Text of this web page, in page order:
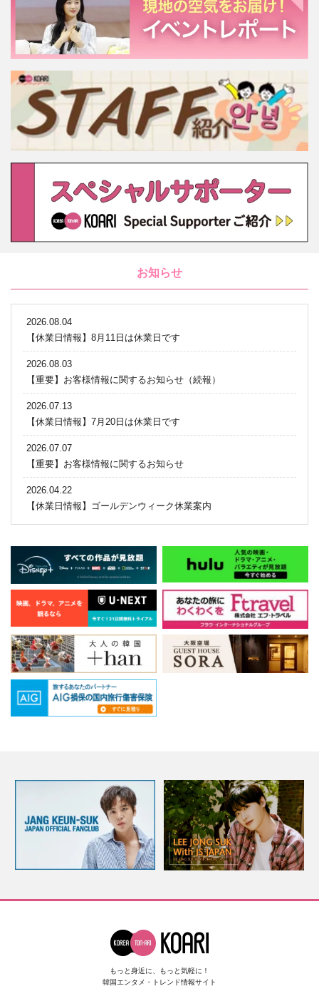
お知らせ
2026.08.04
【休業日情報】8月11日は休業日です
2026.08.03
【重要】お客様情報に関するお知らせ（続報）
2026.07.13
【休業日情報】7月20日は休業日です
2026.07.07
【重要】お客様情報に関するお知らせ
2026.04.22
【休業日情報】ゴールデンウィーク休業案内
もっと身近に、もっと気軽に！
韓国エンタメ・トレンド情報サイト